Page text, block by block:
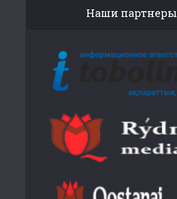
Наши партнеры